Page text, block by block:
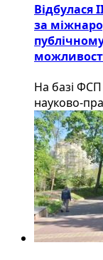
Відбулася
за
На базі ФСП
науково-